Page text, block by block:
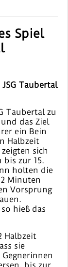
Spiel
Taubertal
Taubertal zu
das Ziel
ein Bein
Halbzeit
sich
zur 15.
holten die
Minuten
Vorsprung
hieß das
Halbzeit
sie